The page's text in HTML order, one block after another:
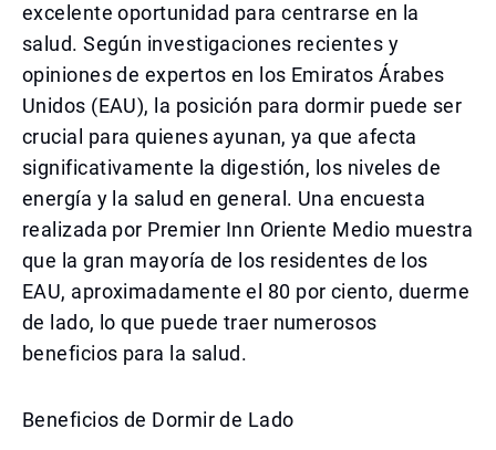
excelente oportunidad para centrarse en la
salud. Según investigaciones recientes y
opiniones de expertos en los Emiratos Árabes
Unidos (EAU), la posición para dormir puede ser
crucial para quienes ayunan, ya que afecta
significativamente la digestión, los niveles de
energía y la salud en general. Una encuesta
realizada por Premier Inn Oriente Medio muestra
que la gran mayoría de los residentes de los
EAU, aproximadamente el 80 por ciento, duerme
de lado, lo que puede traer numerosos
beneficios para la salud.
Beneficios de Dormir de Lado